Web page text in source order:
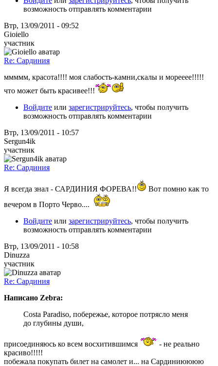
возможность отправлять комментарии
Втр, 13/09/2011 - 09:52
Gioiello
участник
Re: Сардиния
ммммм, красота!!!! моя слабость-камни,скалы и морееее!!!!!
что может быть красивее!!!
Войдите или зарегистрируйтесь, чтобы получить
возможность отправлять комментарии
Втр, 13/09/2011 - 10:57
Sergun4ik
участник
Re: Сардиния
Я всегда знал - САРДИНИЯ ФОРЕВА!!
Вот помню как то
вечером в Порто Черво....
Войдите или зарегистрируйтесь, чтобы получить
возможность отправлять комментарии
Втр, 13/09/2011 - 10:58
Dinuzza
участник
Re: Сардиния
Написано Zebra:
Costa Paradiso, побережье, которое потрясло меня
до глубины души,
присоединяюсь ко всем восхитившимся
- не реально
красиво!!!!!
побежала покупать билет на самолет и... на Сардиниюююю